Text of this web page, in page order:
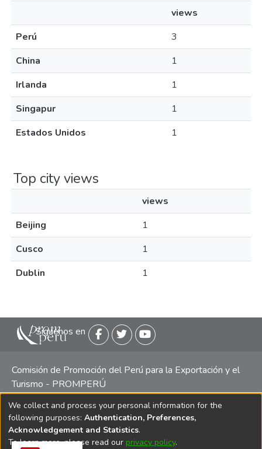
views
Perú
3
China
1
Irlanda
1
Singapur
1
Estados Unidos
1
Top city views
views
Beijing
1
Cusco
1
Dublin
1
Siguenos en
Comisión de Promoción del Perú para la Exportación y el
Turismo - PROMPERÚ
Central telefónica: (511) 616 7300 / 616 7400 Calle Uno
Oeste 50, Edificio Mincetur, Pisos 13 y 14, San Isidro -
Lima
We collect and process your personal information for the
following purposes: Authentication, Preferences,
Acknowledgement and Statistics.
To learn more, please read our privacy policy.